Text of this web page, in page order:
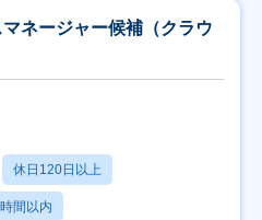
ネージャー候補（クラウ
休日120日以上
間以内